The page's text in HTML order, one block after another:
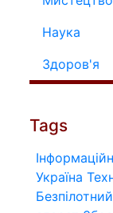
Наука
Здоров'я
Tags
Україна